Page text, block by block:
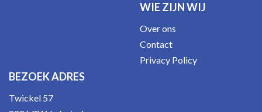
WIE ZIJN WIJ
Over ons
Contact
Privacy Policy
BEZOEK ADRES
Twickel 57